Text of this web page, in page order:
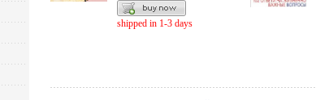
shipped in 1-3 days